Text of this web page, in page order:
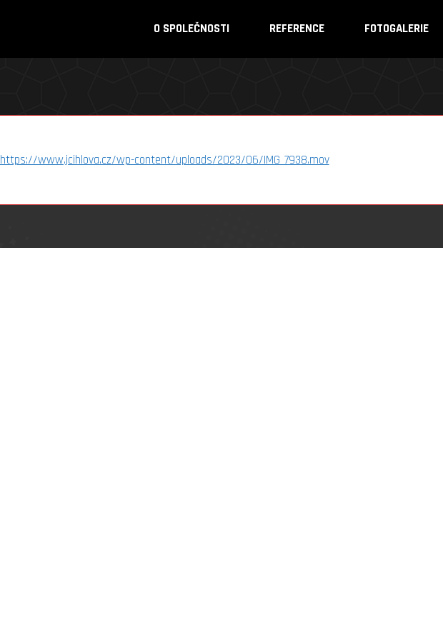
O SPOLEČNOSTI REFERENCE FOTOGALERIE
https://www.jcihlova.cz/wp-content/uploads/2023/06/IMG_7938.mov